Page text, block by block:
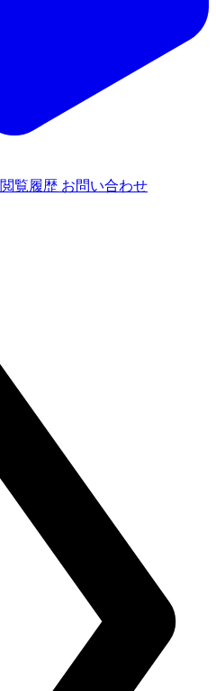
閲覧履歴 お問い合わせ